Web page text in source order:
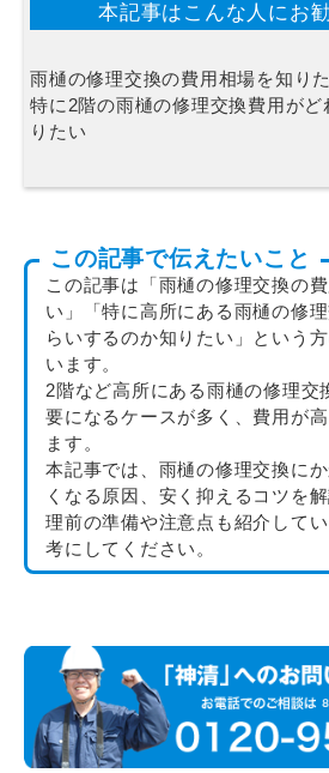
本記事はこんな人にお
雨樋の修理交換の費用相場を知り
特に2階の雨樋の修理交換費用がど
りたい
この記事で伝えたいこと
この記事は「雨樋の修理交換の
い」「特に高所にある雨樋の修
らいするのか知りたい」という
います。
2階など高所にある雨樋の修理交
要になるケースが多く、費用が
ます。
本記事では、雨樋の修理交換に
くなる原因、安く抑えるコツを解
理前の準備や注意点も紹介して
考にしてください。